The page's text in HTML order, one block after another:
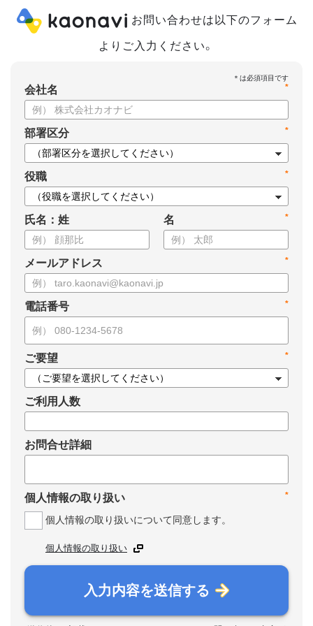
お問い合わせは以下のフォーム
よりご入力ください。
*
会社名
*
部署区分
*
役職
氏名：姓 *
名
*
メールアドレス
*
電話番号
*
ご要望
ご利用人数
お問合せ詳細
*
個人情報の取り扱い
個人情報の取り扱いについて同意します。
個人情報の取り扱い
入力内容を送信する